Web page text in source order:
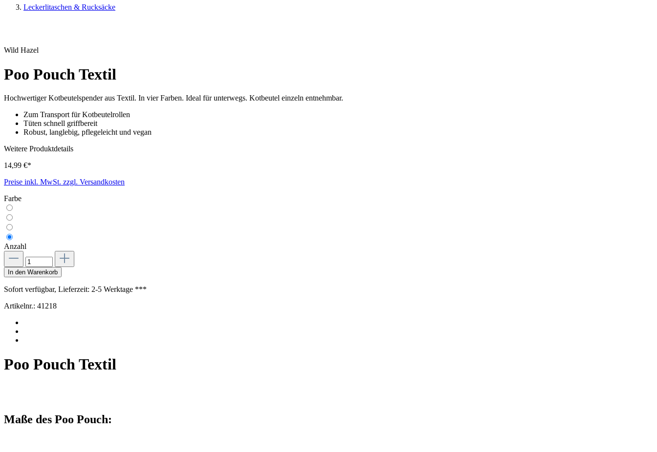
Leckerlitaschen & Rucksäcke
Wild Hazel
Poo Pouch Textil
Hochwertiger Kotbeutelspender aus Textil. In vier Farben. Ideal für unterwegs. Kotbeutel einzeln entnehmbar.
Zum Transport für Kotbeutelrollen
Tüten schnell griffbereit
Robust, langlebig, pflegeleicht und vegan
Weitere Produktdetails
14,99 €*
Preise inkl. MwSt. zzgl. Versandkosten
Farbe
Anzahl
In den Warenkorb
Sofort verfügbar, Lieferzeit: 2-5 Werktage ***
Artikelnr.: 41218
Poo Pouch Textil
Maße des Poo Pouch: